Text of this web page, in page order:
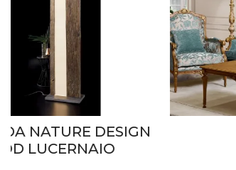
NATURE DESIGN
LUCERNAIO